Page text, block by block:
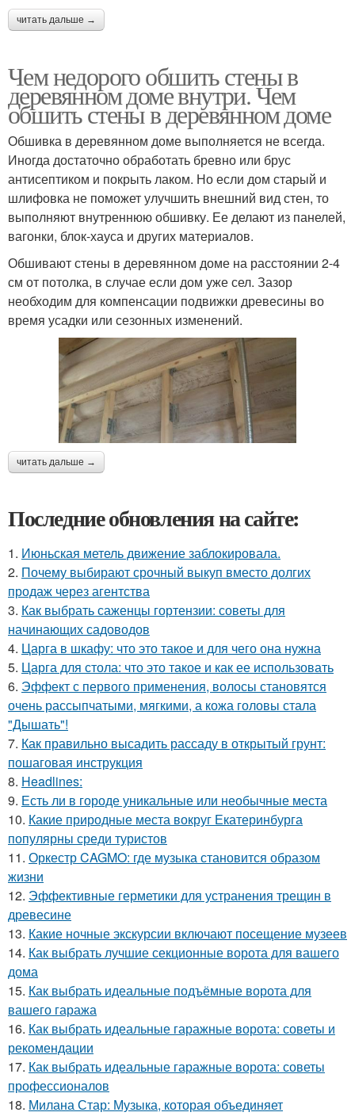
читать дальше →
Чем недорого обшить стены в
деревянном доме внутри. Чем
обшить стены в деревянном доме
Обшивка в деревянном доме выполняется не всегда.
Иногда достаточно обработать бревно или брус
антисептиком и покрыть лаком. Но если дом старый и
шлифовка не поможет улучшить внешний вид стен, то
выполняют внутреннюю обшивку. Ее делают из панелей,
вагонки, блок-хауса и других материалов.
Обшивают стены в деревянном доме на расстоянии 2-4
см от потолка, в случае если дом уже сел. Зазор
необходим для компенсации подвижки древесины во
время усадки или сезонных изменений.
читать дальше →
Последние обновления на сайте:
1. Июньская метель движение заблокировала.
2. Почему выбирают срочный выкуп вместо долгих
продаж через агентства
3. Как выбрать саженцы гортензии: советы для
начинающих садоводов
4. Царга в шкафу: что это такое и для чего она нужна
5. Царга для стола: что это такое и как ее использовать
6. Эффект с первого применения, волосы становятся
очень рассыпчатыми, мягкими, а кожа головы стала
"Дышать"!
7. Как правильно высадить рассаду в открытый грунт:
пошаговая инструкция
8. Headlines:
9. Есть ли в городе уникальные или необычные места
10. Какие природные места вокруг Екатеринбурга
популярны среди туристов
11. Оркестр CAGMO: где музыка становится образом
жизни
12. Эффективные герметики для устранения трещин в
древесине
13. Какие ночные экскурсии включают посещение музеев
14. Как выбрать лучшие секционные ворота для вашего
дома
15. Как выбрать идеальные подъёмные ворота для
вашего гаража
16. Как выбрать идеальные гаражные ворота: советы и
рекомендации
17. Как выбрать идеальные гаражные ворота: советы
профессионалов
18. Милана Стар: Музыка, которая объединяет